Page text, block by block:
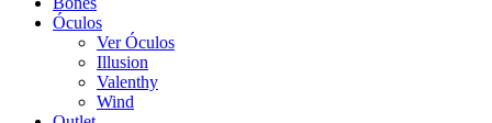
Óculos
Ver Óculos
Illusion
Valenthy
Wind